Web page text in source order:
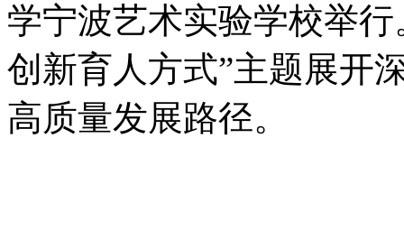
学宁波艺术实验学校举
创新育人方式”主题展开
高质量发展路径。